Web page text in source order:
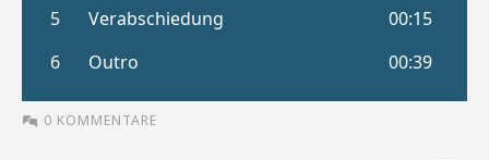
0 KOMMENTARE